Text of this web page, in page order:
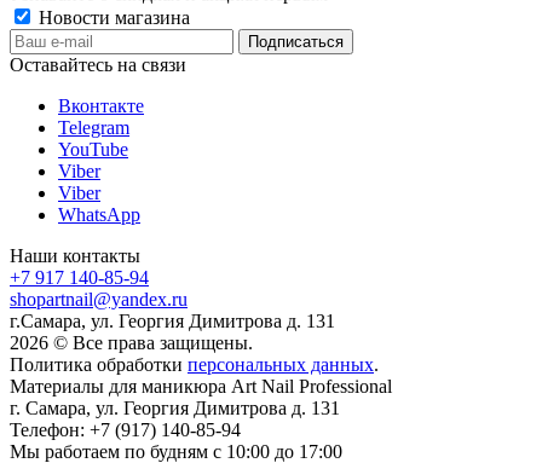
Новости магазина
Оставайтесь на связи
Вконтакте
Telegram
YouTube
Viber
Viber
WhatsApp
Наши контакты
+7 917 140-85-94
shopartnail@yandex.ru
г.Самара, ул. Георгия Димитрова д. 131
2026 © Все права защищены.
Политика обработки персональных данных.
Материалы для маникюра Art Nail Professional
г. Самара, ул. Георгия Димитрова д. 131
Телефон: +7 (917) 140-85-94
Мы работаем по будням с 10:00 до 17:00